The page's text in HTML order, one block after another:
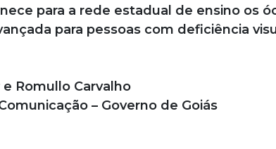
para a rede estadual de ensino os
para pessoas com deficiência
Romullo Carvalho
– Governo de Goiás